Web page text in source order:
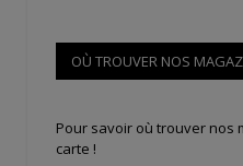
OÙ TROUVER NOS
Pour savoir où trouver nos
carte !